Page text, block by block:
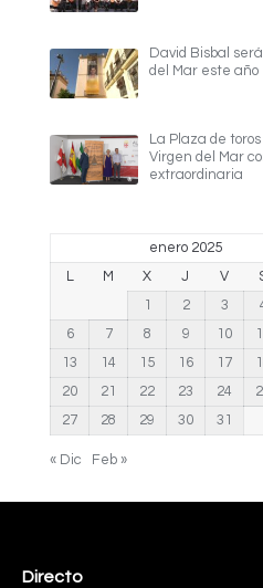
David Bisbal
del Mar este año
La Plaza de
Virgen del Mar
extraordinaria
enero 2025
L
M X J V
1
2 3
6
7 8 9 10
13
14 15 16 17
20
21 22 23 24
27
28 29 30 31
« Dic Feb »
Directo